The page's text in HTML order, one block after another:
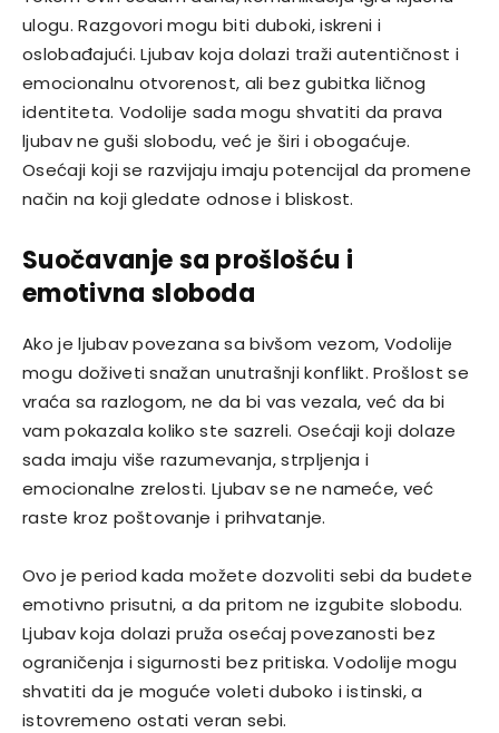
ulogu. Razgovori mogu biti duboki, iskreni i
oslobađajući. Ljubav koja dolazi traži autentičnost i
emocionalnu otvorenost, ali bez gubitka ličnog
identiteta. Vodolije sada mogu shvatiti da prava
ljubav ne guši slobodu, već je širi i obogaćuje.
Osećaji koji se razvijaju imaju potencijal da promene
način na koji gledate odnose i bliskost.
Suočavanje sa prošlošću i
emotivna sloboda
Ako je ljubav povezana sa bivšom vezom, Vodolije
mogu doživeti snažan unutrašnji konflikt. Prošlost se
vraća sa razlogom, ne da bi vas vezala, već da bi
vam pokazala koliko ste sazreli. Osećaji koji dolaze
sada imaju više razumevanja, strpljenja i
emocionalne zrelosti. Ljubav se ne nameće, već
raste kroz poštovanje i prihvatanje.
Ovo je period kada možete dozvoliti sebi da budete
emotivno prisutni, a da pritom ne izgubite slobodu.
Ljubav koja dolazi pruža osećaj povezanosti bez
ograničenja i sigurnosti bez pritiska. Vodolije mogu
shvatiti da je moguće voleti duboko i istinski, a
istovremeno ostati veran sebi.